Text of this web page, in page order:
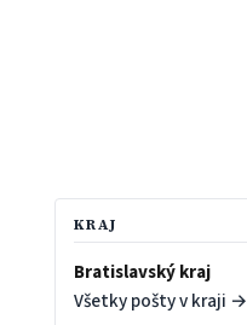
KRAJ
Bratislavský kraj
Všetky pošty v kraji →